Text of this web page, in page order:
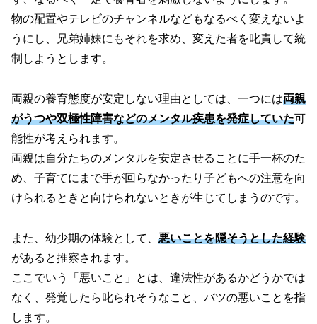
物の配置やテレビのチャンネルなどもなるべく変えないよ
うにし、兄弟姉妹にもそれを求め、変えた者を叱責して統
制しようとします。
両親の養育態度が安定しない理由としては、一つには両親
がうつや双極性障害などのメンタル疾患を発症していた可
能性が考えられます。
両親は自分たちのメンタルを安定させることに手一杯のた
め、子育てにまで手が回らなかったり子どもへの注意を向
けられるときと向けられないときが生じてしまうのです。
また、幼少期の体験として、 悪いことを隠そうとした経験
があると推察されます。
ここでいう「悪いこと」とは、違法性があるかどうかでは
なく、発覚したら叱られそうなこと、バツの悪いことを指
します。